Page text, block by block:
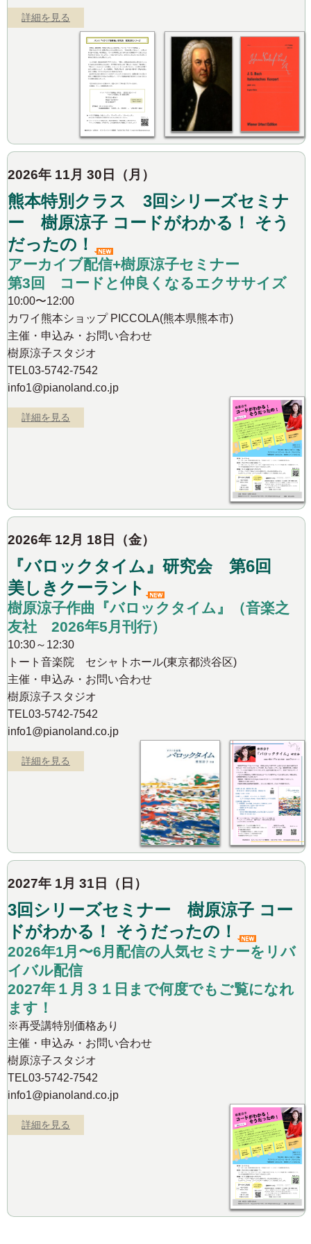
詳細を見る
2026年 11月 30日（月）
熊本特別クラス 3回シリーズセミナ
ー 樹原涼子 コードがわかる！ そう
だったの！
アーカイブ配信+樹原涼子セミナー
第3回 コードと仲良くなるエクササイズ
10:00〜12:00
カワイ熊本ショップ PICCOLA(熊本県熊本市)
主催・申込み・お問い合わせ
樹原涼子スタジオ
TEL03-5742-7542
info1@pianoland.co.jp
詳細を見る
2026年 12月 18日（金）
『バロックタイム』研究会 第6回
美しきクーラント
樹原涼子作曲『バロックタイム』（音楽之
友社 2026年5月刊行）
10:30～12:30
トート音楽院 セシャトホール(東京都渋谷区)
主催・申込み・お問い合わせ
樹原涼子スタジオ
TEL03-5742-7542
info1@pianoland.co.jp
詳細を見る
2027年 1月 31日（日）
3回シリーズセミナー 樹原涼子 コー
ドがわかる！ そうだったの！
2026年1月〜6月配信の人気セミナーをリバ
イバル配信
2027年１月３１日まで何度でもご覧になれ
ます！
※再受講特別価格あり
主催・申込み・お問い合わせ
樹原涼子スタジオ
TEL03-5742-7542
info1@pianoland.co.jp
詳細を見る